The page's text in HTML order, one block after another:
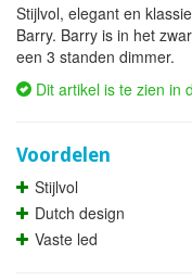
Stijlvol, elegant en
Barry. Barry is in het
een 3 standen dimmer.
Dit artikel is te zien in
Voordelen
Stijlvol
Dutch design
Vaste led